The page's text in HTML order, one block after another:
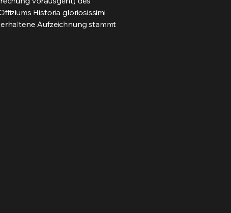
Historia gloriosissimi
Aufzeichnung stammt